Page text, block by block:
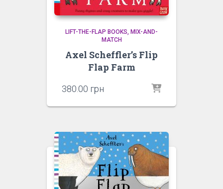
LIFT-THE-FLAP BOOKS
MIX-AND-
MATCH
Axel Scheffler’s Flip
Flap Farm
380.00 грн